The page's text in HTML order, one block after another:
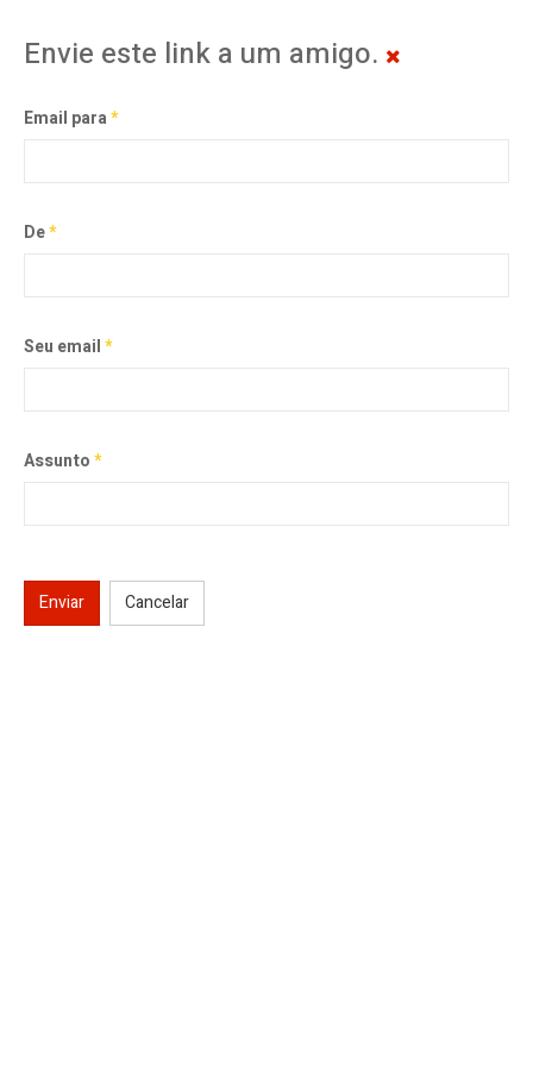
Envie este link a um amigo.
Email para*
De*
Seu email*
Assunto*
Enviar Cancelar